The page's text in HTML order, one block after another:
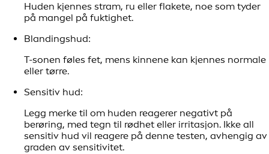
Huden kjennes stram, ru eller flakete, noe som tyder
på mangel på fuktighet.
Blandingshud:
T-sonen føles fet, mens kinnene kan kjennes normale
eller tørre.
Sensitiv hud:
Legg merke til om huden reagerer negativt på
berøring, med tegn til rødhet eller irritasjon. Ikke all
sensitiv hud vil reagere på denne testen, avhengig av
graden av sensitivitet.